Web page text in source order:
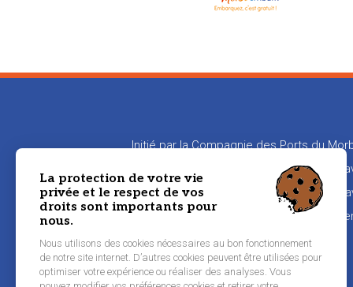
Initié par la Compagnie des Ports du
en relation les propriétaires de bateaux
aux propriétaires de transmettre leur
Pied
Inscription équipier
La protection de votre vie
privée et le respect de vos
droits sont importants pour
nous.
Nous utilisons des cookies nécessaires au bon fonctionnement
de notre site internet. D’autres cookies peuvent être utilisées pour
optimiser votre expérience ou réaliser des analyses. Vous